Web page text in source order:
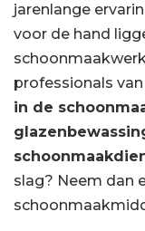
jarenlange
voor de hand
professionals
in de
slag? Neem dan